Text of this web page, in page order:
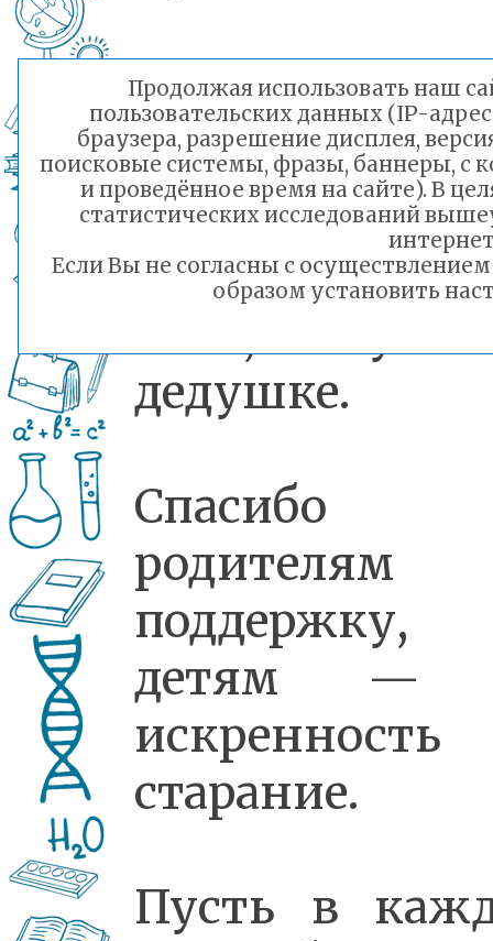
❣️Каждая
— это
любви к
дедушке.
Спасибо
родителям
детям —
старание.
Пусть в
Продолжая использовать наш
пользовательских данных (IP-
браузера, разрешение дисплея,
поисковые системы, фразы, баннеры, с
и проведённое время на сайте). В
статистических исследований
Если Вы не согласны с
образом установить